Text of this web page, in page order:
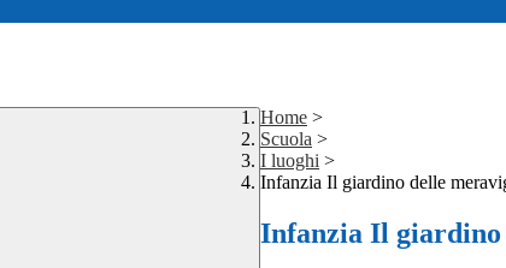
Home >
Scuola >
I luoghi >
Infanzia Il giardino delle
Infanzia Il